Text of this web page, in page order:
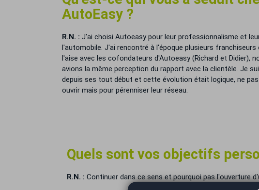
AutoEasy ?
R.N. : J'ai choisi Autoeasy pour leur professionnalisme et
l'automobile. J'ai rencontré à l'époque plusieurs
l'aise avec les cofondateurs d'Autoeasy (Richard et Didier),
avions la même perception du rapport avec la clientèle. Je
depuis ses tout début et cette évolution était logique, ne
ouvrir mais pour pérenniser leur réseau.
Quels sont vos objectifs
R.N. : Continuer dans ce sens et pourquoi pas l'ouverture